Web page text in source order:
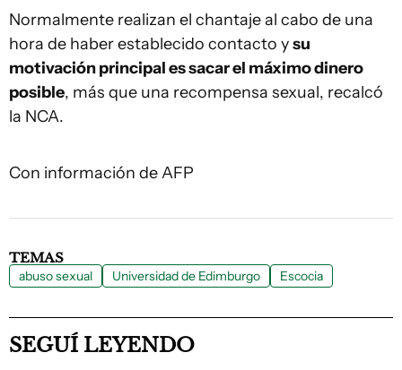
Normalmente realizan el chantaje al cabo de una
hora de haber establecido contacto ysu
motivación principal es sacar el máximo dinero
posible, más que una recompensa sexual, recalcó
la NCA.
Con información de AFP
TEMAS
abuso sexual Universidad de Edimburgo Escocia
SEGUÍ LEYENDO